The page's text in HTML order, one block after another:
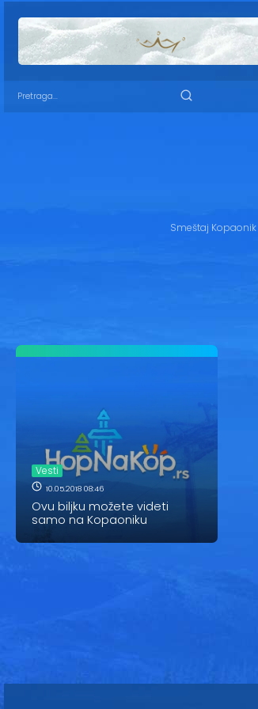
Smeštaj Kopaonik
Vesti
10.05.2018 08:46
Ovu biljku možete videti
samo na Kopaoniku